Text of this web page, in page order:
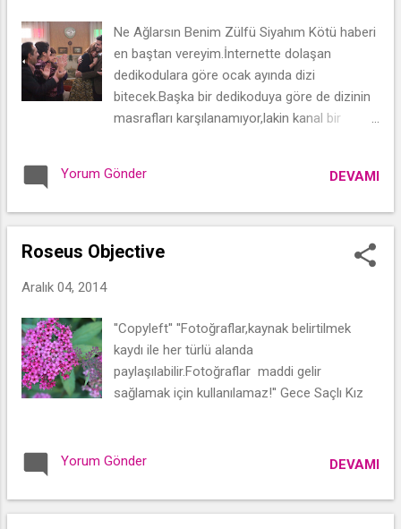
Ne Ağlarsın Benim Zülfü Siyahım Kötü haberi
en baştan vereyim.İnternette dolaşan
dedikodulara göre ocak ayında dizi
bitecek.Başka bir dedikoduya göre de dizinin
masrafları karşılanamıyor,lakin kanal bir
Yorum Gönder DEVAMI
Roseus Objective
Aralık 04, 2014
''Copyleft'' ''Fotoğraflar,kaynak belirtilmek
kaydı ile her türlü alanda
paylaşılabilir.Fotoğraflar maddi gelir
sağlamak için kullanılamaz!'' Gece Saçlı Kız
Yorum Gönder DEVAMI